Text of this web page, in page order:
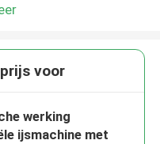
voor
werking
ijsmachine met